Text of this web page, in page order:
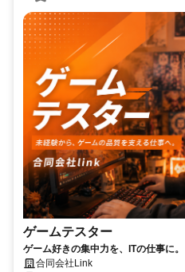
ゲームテスター
ゲーム好きの集中力を、ITの仕事に。
合同会社Link